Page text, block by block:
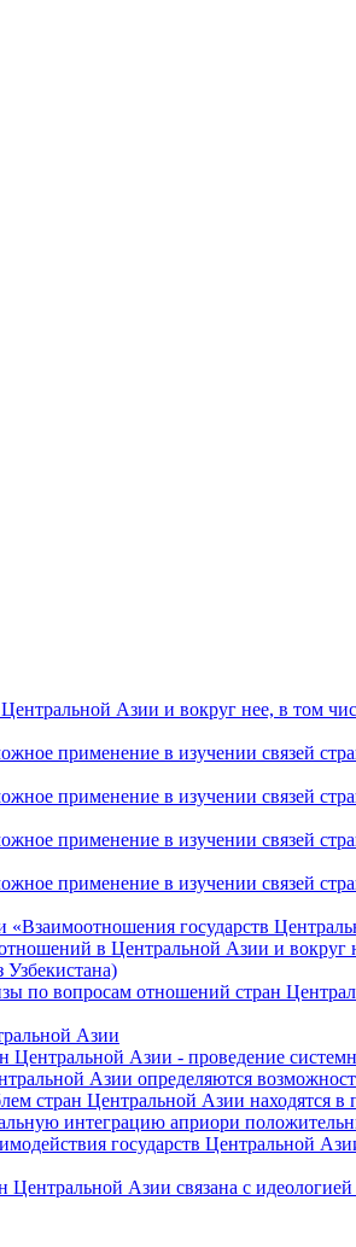
Азии и вокруг нее, в том
применение в изучении связей
применение в изучении связей
применение в изучении связей
применение в изучении связей
«Взаимоотношения государств
в Центральной Азии и вокруг
по вопросам отношений стран
Азии
Центральной Азии - проведение
Азии определяются
стран Центральной Азии находятся в
интеграцию априори
государств Центральной
Азии связана с